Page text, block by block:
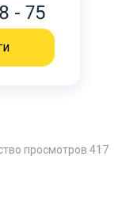
- 75
417